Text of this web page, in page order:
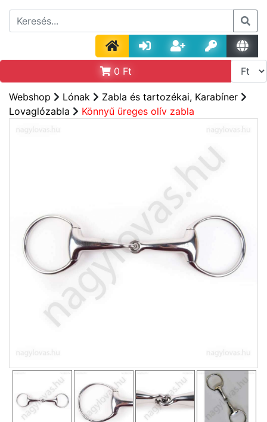
0 Ft
Webshop Lónak
Zabla és tartozékai, Karabíner
Lovaglózabla
Könnyű üreges olív zabla